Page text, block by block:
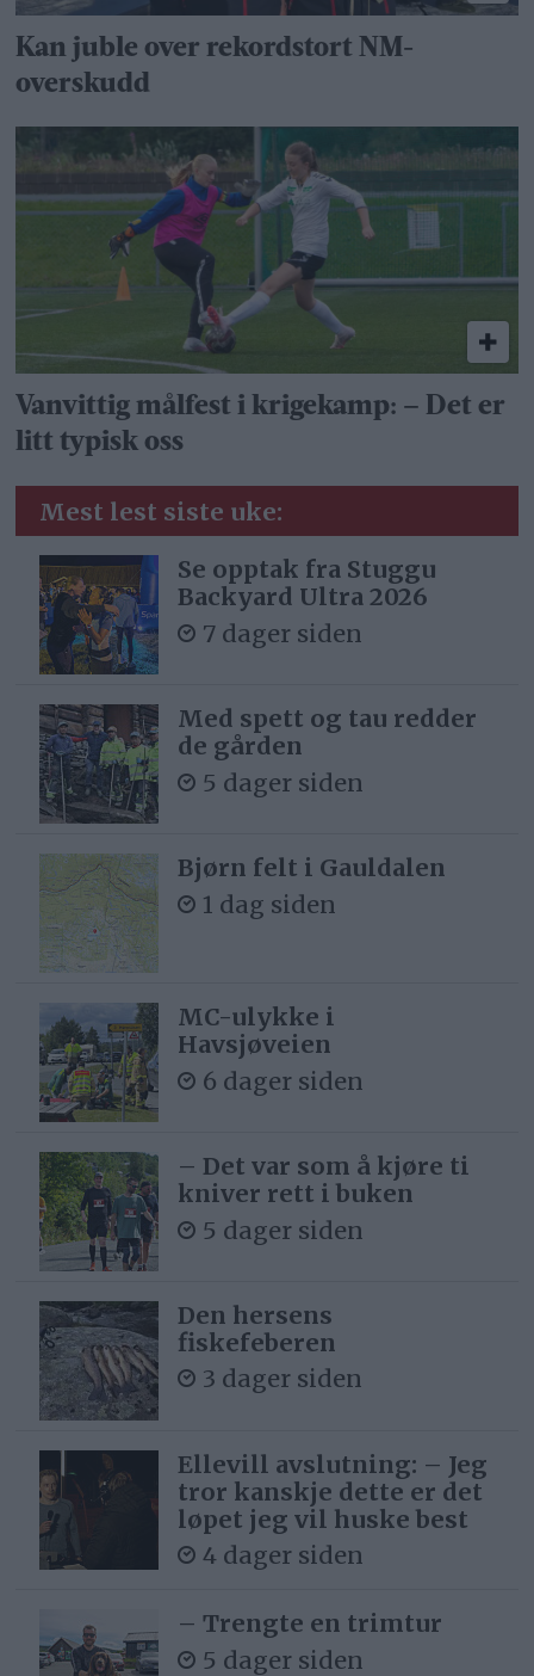
Kan juble over rekordstort NM-
overskudd
Vanvittig målfest i krigekamp: – Det er
litt typisk oss
Mest lest siste uke:
Se opptak fra Stuggu
Backyard Ultra 2026
7 dager siden
Med spett og tau redder
de gården
5 dager siden
Bjørn felt i Gauldalen
1 dag siden
MC-ulykke i
Havsjøveien
6 dager siden
– Det var som å kjøre ti
kniver rett i buken
5 dager siden
Den hersens
fiskefeberen
3 dager siden
Ellevill avslutning: – Jeg
tror kanskje dette er det
løpet jeg vil huske best
4 dager siden
– Trengte en trimtur
5 dager siden